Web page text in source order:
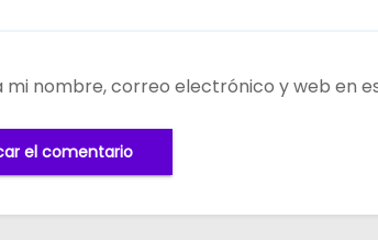
mi nombre, correo electrónico y web en